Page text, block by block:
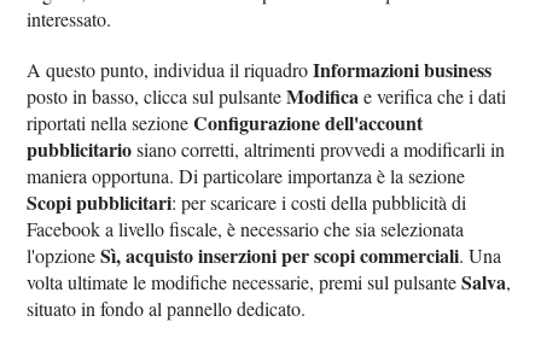
interessato.
A questo punto, individua il riquadroInformazioni business
posto in basso, clicca sul pulsanteModificae verifica che i dati
riportati nella sezioneConfigurazione dell'account
pubblicitariosiano corretti, altrimenti provvedi a modificarli in
maniera opportuna. Di particolare importanza è la sezione
Scopi pubblicitari: per scaricare i costi della pubblicità di
Facebook a livello fiscale, è necessario che sia selezionata
l'opzioneSì, acquisto inserzioni per scopi commerciali. Una
volta ultimate le modifiche necessarie, premi sul pulsanteSalva,
situato in fondo al pannello dedicato.